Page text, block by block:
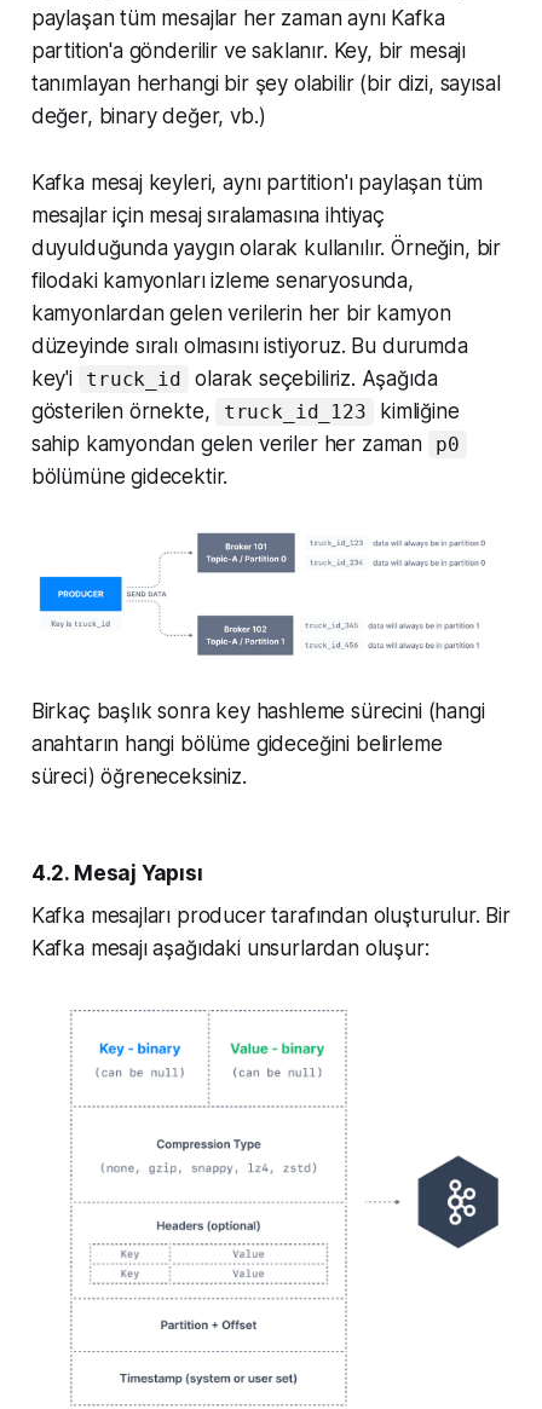
paylaşan tüm mesajlar her zaman aynı Kafka
partition'a gönderilir ve saklanır. Key, bir mesajı
tanımlayan herhangi bir şey olabilir (bir dizi, sayısal
değer, binary değer, vb.)
Kafka mesaj keyleri, aynı partition'ı paylaşan tüm
mesajlar için mesaj sıralamasına ihtiyaç
duyulduğunda yaygın olarak kullanılır. Örneğin, bir
filodaki kamyonları izleme senaryosunda,
kamyonlardan gelen verilerin her bir kamyon
düzeyinde sıralı olmasını istiyoruz. Bu durumda
key'i
truck_id
olarak seçebiliriz. Aşağıda
gösterilen örnekte,
truck_id_123
kimliğine
sahip kamyondan gelen veriler her zaman
p0
bölümüne gidecektir.
Birkaç başlık sonra key hashleme sürecini (hangi
anahtarın hangi bölüme gideceğini belirleme
süreci) öğreneceksiniz.
4.2. Mesaj Yapısı
Kafka mesajları producer tarafından oluşturulur. Bir
Kafka mesajı aşağıdaki unsurlardan oluşur: